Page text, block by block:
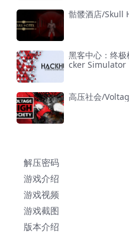
骷髅酒店/Skull
黑客中心：终
cker Simulator
高压社会/
解压密码
游戏介绍
游戏视频
游戏截图
版本介绍